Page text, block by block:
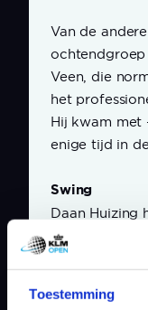
Toestemming
Van de
Veen, die
het
Hij kwam met
enige tijd in
Swing
Daan Huizing
(+1). “Er had
pech en
minder en